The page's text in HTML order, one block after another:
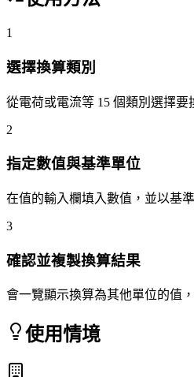
1
選擇換算類別
從電荷或電流等 15 個類別選擇要
2
指定數值與基準單位
在值的輸入欄填入數值，並以基
3
確認並複製換算結果
會一覽顯示換算為其他單位的值
使用情境